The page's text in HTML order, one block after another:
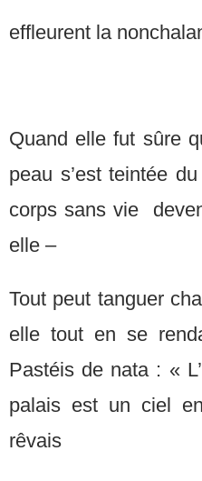
effleurent la
Quand elle fut sûre
peau s’est teintée
corps sans vie
Tout peut tanguer
elle tout en se
Pastéis de nata : «
palais est un ciel
rêvais